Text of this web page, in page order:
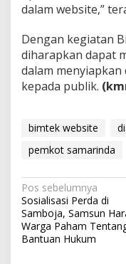
dalam website,”
Dengan kegiatan
diharapkan dapat
dalam
kepada publik.
bimtek website
pemkot samarinda
Navigasi
pos
Pos sebelumnya
Sosialisasi Perda di
Samboja, Samsun
Warga Paham
Bantuan Hukum